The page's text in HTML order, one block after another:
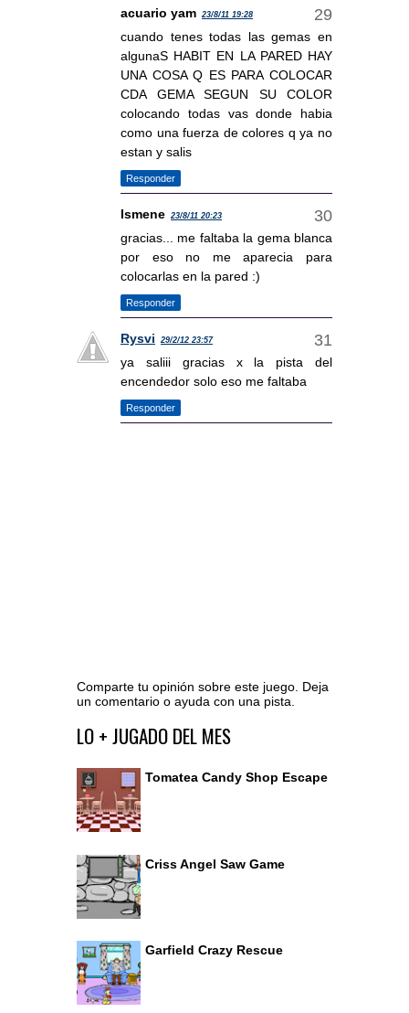
acuario yam 23/8/11 19:28
cuando tenes todas las gemas en
algunaS HABIT EN LA PARED HAY
UNA COSA Q ES PARA COLOCAR
CDA GEMA SEGUN SU COLOR
colocando todas vas donde habia
como una fuerza de colores q ya no
estan y salis
Responder
Ismene 23/8/11 20:23
gracias... me faltaba la gema blanca
por eso no me aparecia para
colocarlas en la pared :)
Responder
Rysvi 29/2/12 23:57
ya saliii gracias x la pista del
encendedor solo eso me faltaba
Responder
Comparte tu opinión sobre este juego. Deja
un comentario o ayuda con una pista.
Ir al editor de comentarios
LO + JUGADO DEL MES
Tomatea Candy Shop Escape
Criss Angel Saw Game
Garfield Crazy Rescue